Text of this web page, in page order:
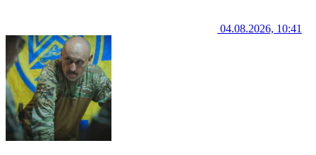
04.08.2026, 10:41